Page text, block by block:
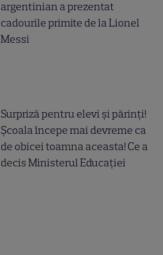
argentinian a prezentat
cadourile primite de la Lionel
Messi
Surpriză pentru elevi și părinți!
Școala începe mai devreme ca
de obicei toamna aceasta! Ce a
decis Ministerul Educației